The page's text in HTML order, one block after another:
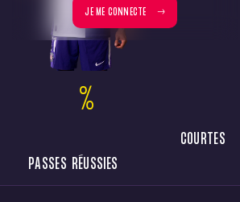
%
PASSES RÉUSSIES
COURTES
JE ME CONNECTE